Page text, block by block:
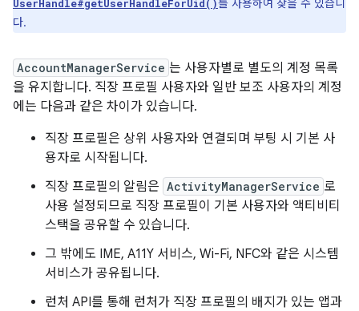
UserHandle#getUserHandleForUid()를 사용하여 찾을 수 있습니
다.
AccountManagerService 는 사용자별로 별도의 계정 목록
을 유지합니다. 직장 프로필 사용자와 일반 보조 사용자의 계정
에는 다음과 같은 차이가 있습니다.
직장 프로필은 상위 사용자와 연결되며 부팅 시 기본 사
용자로 시작됩니다.
직장 프로필의 알림은 ActivityManagerService 로
사용 설정되므로 직장 프로필이 기본 사용자와 액티비티
스택을 공유할 수 있습니다.
그 밖에도 IME, A11Y 서비스, Wi-Fi, NFC와 같은 시스템
서비스가 공유됩니다.
런처 API를 통해 런처가 직장 프로필의 배지가 있는 앱과